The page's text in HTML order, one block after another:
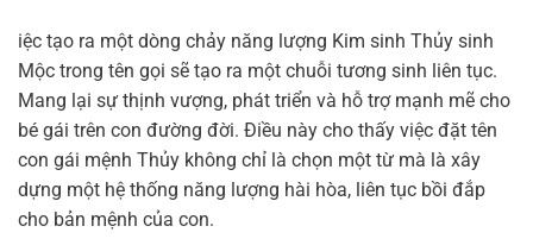
iệc tạo ra một dòng chảy năng lượng Kim sinh Thủy sinh
Mộc trong tên gọi sẽ tạo ra một chuỗi tương sinh liên tục.
Mang lại sự thịnh vượng, phát triển và hỗ trợ mạnh mẽ cho
bé gái trên con đường đời. Điều này cho thấy việc đặt tên
con gái mệnh Thủy không chỉ là chọn một từ mà là xây
dựng một hệ thống năng lượng hài hòa, liên tục bồi đắp
cho bản mệnh của con.